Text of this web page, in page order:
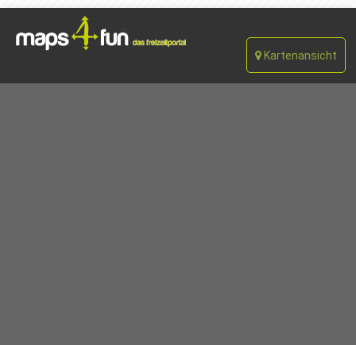
Kartenansicht